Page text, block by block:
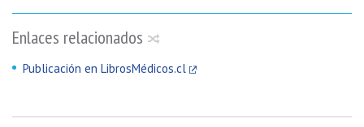
Enlaces relacionados
Publicación en LibrosMédicos.cl